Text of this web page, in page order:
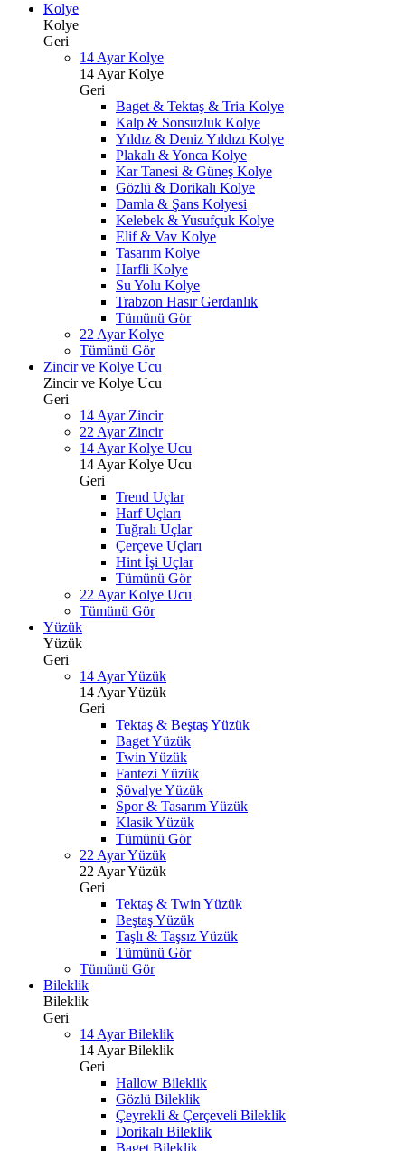
Kolye
Kolye
Geri
14 Ayar Kolye
14 Ayar Kolye
Geri
Baget & Tektaş & Tria Kolye
Kalp & Sonsuzluk Kolye
Yıldız & Deniz Yıldızı Kolye
Plakalı & Yonca Kolye
Kar Tanesi & Güneş Kolye
Gözlü & Dorikalı Kolye
Damla & Şans Kolyesi
Kelebek & Yusufçuk Kolye
Elif & Vav Kolye
Tasarım Kolye
Harfli Kolye
Su Yolu Kolye
Trabzon Hasır Gerdanlık
Tümünü Gör
22 Ayar Kolye
Tümünü Gör
Zincir ve Kolye Ucu
Zincir ve Kolye Ucu
Geri
14 Ayar Zincir
22 Ayar Zincir
14 Ayar Kolye Ucu
14 Ayar Kolye Ucu
Geri
Trend Uçlar
Harf Uçları
Tuğralı Uçlar
Çerçeve Uçları
Hint İşi Uçlar
Tümünü Gör
22 Ayar Kolye Ucu
Tümünü Gör
Yüzük
Yüzük
Geri
14 Ayar Yüzük
14 Ayar Yüzük
Geri
Tektaş & Beştaş Yüzük
Baget Yüzük
Twin Yüzük
Fantezi Yüzük
Şövalye Yüzük
Spor & Tasarım Yüzük
Klasik Yüzük
Tümünü Gör
22 Ayar Yüzük
22 Ayar Yüzük
Geri
Tektaş & Twin Yüzük
Beştaş Yüzük
Taşlı & Taşsız Yüzük
Tümünü Gör
Tümünü Gör
Bileklik
Bileklik
Geri
14 Ayar Bileklik
14 Ayar Bileklik
Geri
Hallow Bileklik
Gözlü Bileklik
Çeyrekli & Çerçeveli Bileklik
Dorikalı Bileklik
Baget Bileklik